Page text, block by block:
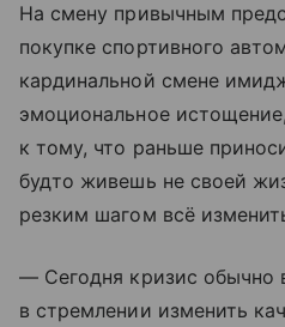
На смену привычным
покупке спортивного
кардинальной смене
эмоциональное
к тому, что раньше
будто живешь не своей
резким шагом всё
— Сегодня кризис обычно
в стремлении изменить